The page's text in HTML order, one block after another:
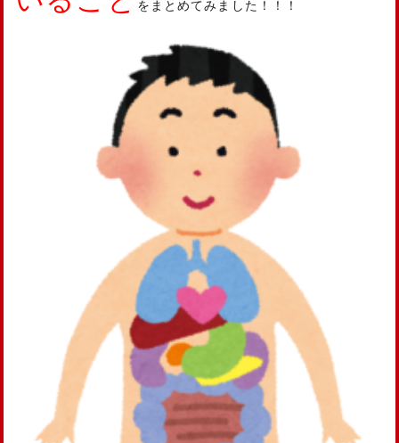
をまとめてみました！！！